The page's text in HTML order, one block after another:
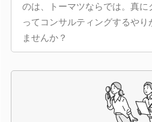
のは、トーマツならでは。真に
ってコンサルティングするや
ませんか？